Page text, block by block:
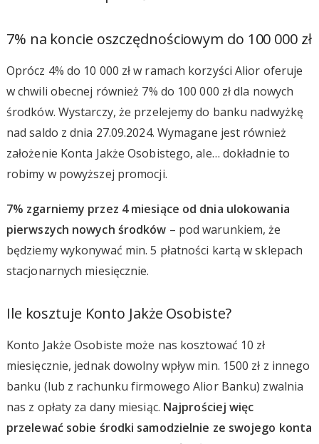
7% na koncie oszczędnościowym do 100 000 zł
Oprócz 4% do 10 000 zł w ramach korzyści Alior oferuje
w chwili obecnej również 7% do 100 000 zł dla nowych
środków. Wystarczy, że przelejemy do banku nadwyżkę
nad saldo z dnia 27.09.2024. Wymagane jest również
założenie Konta Jakże Osobistego, ale… dokładnie to
robimy w powyższej promocji.
7% zgarniemy przez 4 miesiące od dnia ulokowania
pierwszych nowych środków – pod warunkiem, że
będziemy wykonywać min. 5 płatności kartą w sklepach
stacjonarnych miesięcznie.
Ile kosztuje Konto Jakże Osobiste?
Konto Jakże Osobiste może nas kosztować 10 zł
miesięcznie, jednak dowolny wpływ min. 1500 zł z innego
banku (lub z rachunku firmowego Alior Banku) zwalnia
nas z opłaty za dany miesiąc. Najprościej więc
przelewać sobie środki samodzielnie ze swojego konta